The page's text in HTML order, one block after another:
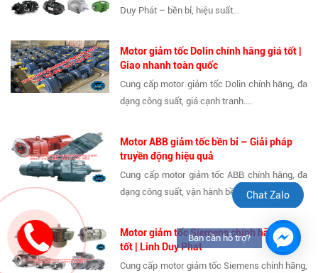
Duy Phát – bền bỉ, hiệu suất...
Motor giảm tốc Dolin chính hãng giá tốt |
Giao nhanh toàn quốc
Cung cấp motor giảm tốc Dolin chính hãng, đa
dạng công suất, giá cạnh tranh....
Motor ABB giảm tốc bền bỉ – Giải pháp
truyền động hiệu quả
Cung cấp motor giảm tốc ABB chính hãng, đa
dạng công suất, vận hành bền...
Motor giảm tốc Siemens chính hãng giá
tốt | Linh Duy Phát
Cung cấp motor giảm tốc Siemens chính hãng,
Chat Zalo
Bạn cần hỗ trợ?